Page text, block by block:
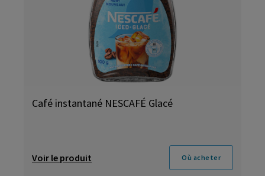
Café instantané NESCAFÉ Glacé
Voir le produit Où acheter